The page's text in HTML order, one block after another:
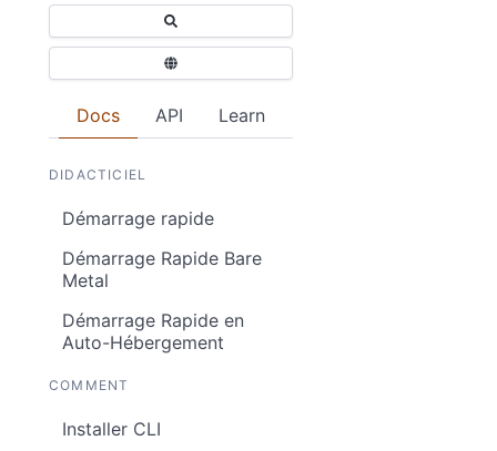
Docs API Learn
DIDACTICIEL
Démarrage rapide
Démarrage Rapide Bare
Metal
Démarrage Rapide en
Auto-Hébergement
COMMENT
Installer CLI